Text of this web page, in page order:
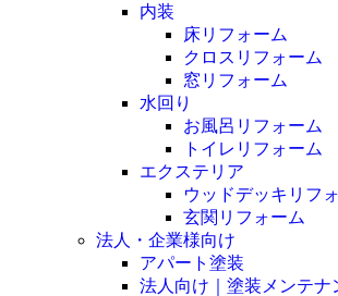
内装
床リフォーム
クロスリフォーム
窓リフォーム
水回り
お風呂リフォーム
トイレリフォーム
エクステリア
ウッドデッキリフ
玄関リフォーム
法人・企業様向け
アパート塗装
法人向け｜塗装メンテナ